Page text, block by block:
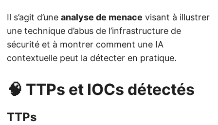
Il s’agit d’une analyse de menace visant à illustrer
une technique d’abus de l’infrastructure de
sécurité et à montrer comment une IA
contextuelle peut la détecter en pratique.
🧠 TTPs et IOCs détectés
TTPs